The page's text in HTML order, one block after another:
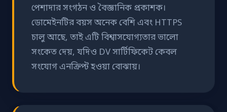
পেশাদার সংগঠন ও বৈজ্ঞানিক প্রকাশক।
ডোমেইনটির বয়স অনেক বেশি এবং HTTPS
চালু আছে, তাই এটি বিশ্বাসযোগ্যতার ভালো
সংকেত দেয়, যদিও DV সার্টিফিকেট কেবল
সংযোগ এনক্রিপ্ট হওয়া বোঝায়।